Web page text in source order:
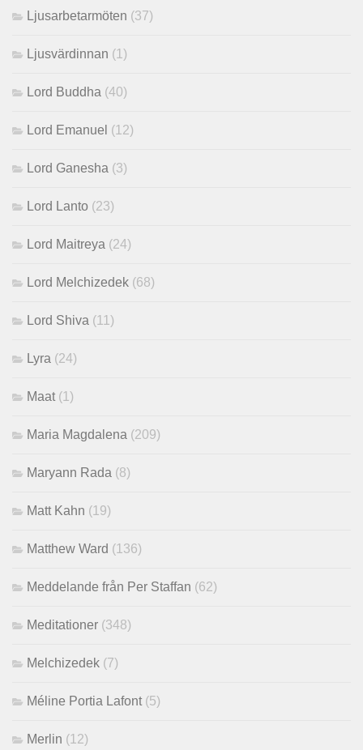
Ljusarbetarmöten (37)
Ljusvärdinnan (1)
Lord Buddha (40)
Lord Emanuel (12)
Lord Ganesha (3)
Lord Lanto (23)
Lord Maitreya (24)
Lord Melchizedek (68)
Lord Shiva (11)
Lyra (24)
Maat (1)
Maria Magdalena (209)
Maryann Rada (8)
Matt Kahn (19)
Matthew Ward (136)
Meddelande från Per Staffan (62)
Meditationer (348)
Melchizedek (7)
Méline Portia Lafont (5)
Merlin (12)